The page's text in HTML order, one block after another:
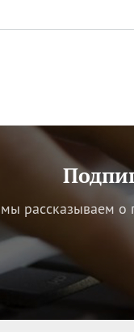
рассказываем о